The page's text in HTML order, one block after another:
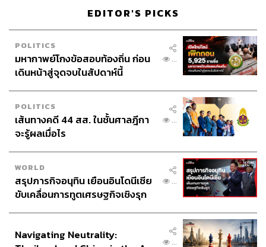
EDITOR'S PICKS
POLITICS
มหากาพย์โกงข้อสอบท้องถิ่น ก่อน
เดินหน้าสู่จุดจบในสัปดาห์นี้
...
POLITICS
เส้นทางคดี 44 สส. ในชั้นศาลฎีกา
จะรู้ผลเมื่อไร
...
WORLD
สรุปภารกิจอนุทิน เยือนอินโดนีเซีย
ขับเคลื่อนการทูตเศรษฐกิจเชิงรุก
...
Navigating Neutrality:
...